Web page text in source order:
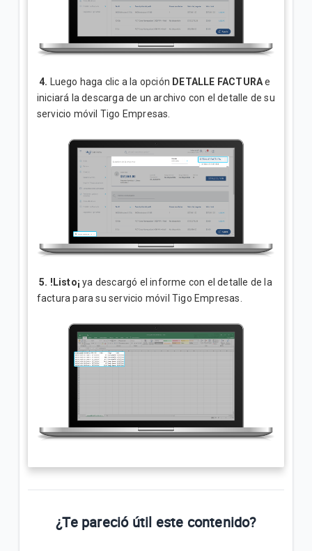
4. Luego haga clic a la opción DETALLE FACTURAe
iniciará la descarga de un archivo con el detalle de su
servicio móvil Tigo Empresas.
5. !Listo¡ ya descargó el informe con el detalle de la
factura para su servicio móvil Tigo Empresas.
¿Te pareció útil este contenido?